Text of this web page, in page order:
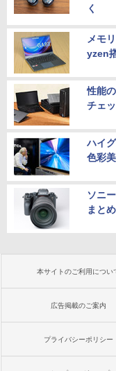
く
メモ
yzen
性能
チェッ
ハイ
色彩
ソニ
まとめ
本サイトのご利用につい
広告掲載のご案内
プライバシーポリシー